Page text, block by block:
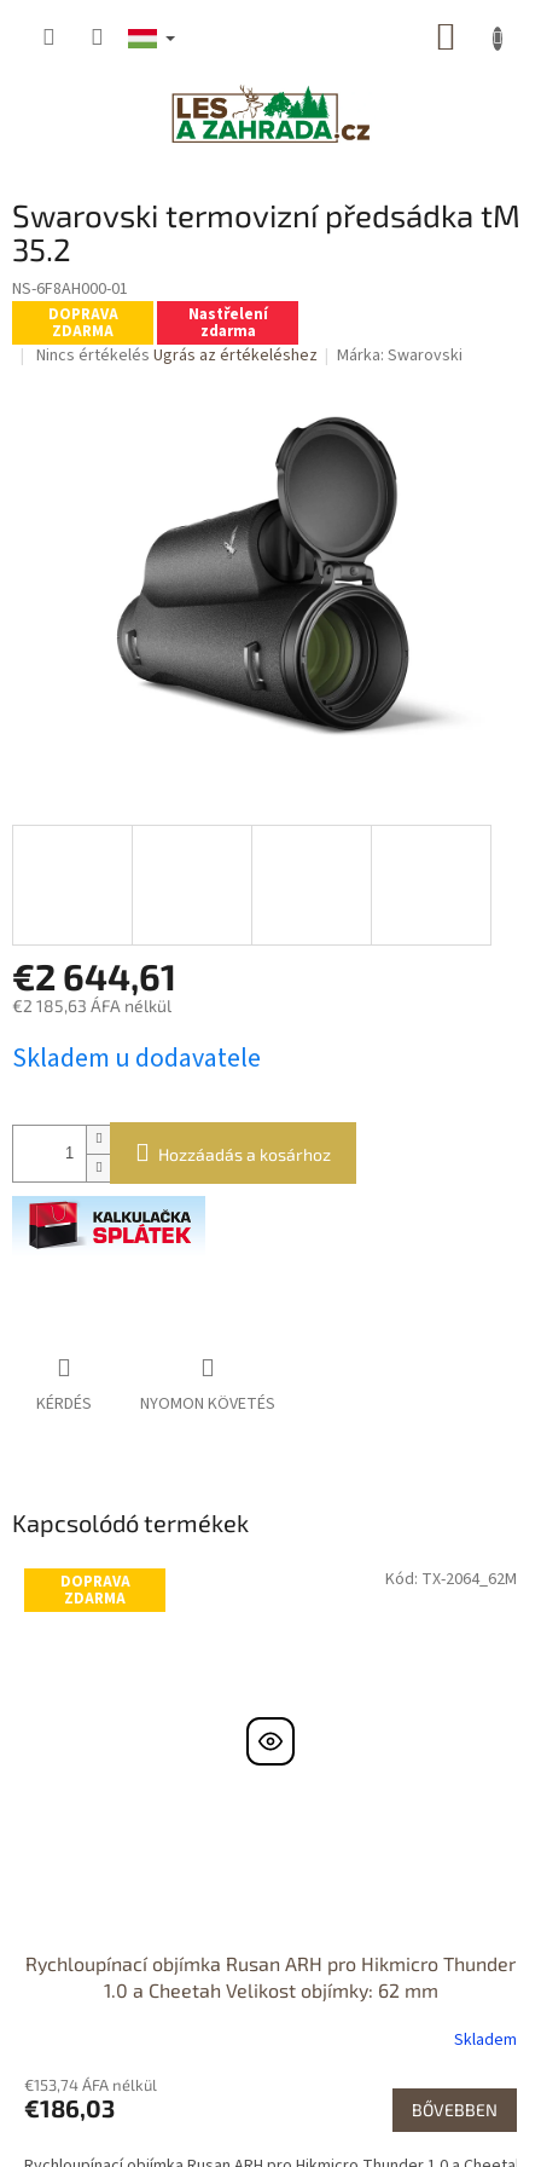
KOSÁR
Swarovski termovizní předsádka tM
35.2
NS-6F8AH000-01
DOPRAVA
ZDARMA
Nastřelení
zdarma
A
Nincs értékelés Ugrás az értékeléshez Márka:Swarovski
€2 644,61
€2 185,63 ÁFA nélkül
Skladem u dodavatele
Hozzáadás a kosárhoz
KÉRDÉS NYOMON KÖVETÉS
Kapcsolódó termékek
DOPRAVA
ZDARMA
Rychloupínací objímka Rusan ARH pro Hikmicro Thunder
1.0 a Cheetah Velikost objímky: 62 mm
Skladem
€153,74 ÁFA nélkül
€186,03 BŐVEBBEN
Kód: TX-2064_62M